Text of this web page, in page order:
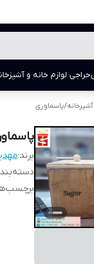
حراجی لوازم خانه و
آشپزخانه/پاسماوری
برند: